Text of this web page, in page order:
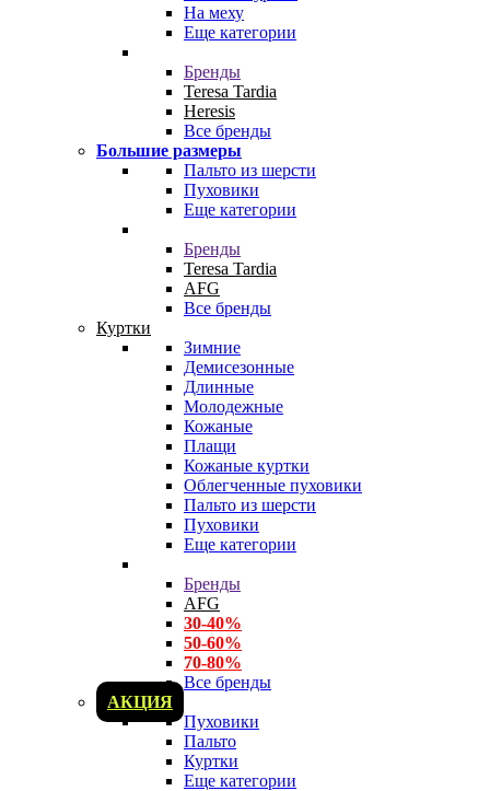
На меху
Еще категории
Бренды
Teresa Tardia
Heresis
Все бренды
Большие размеры
Пальто из шерсти
Пуховики
Еще категории
Бренды
Teresa Tardia
AFG
Все бренды
Куртки
Зимние
Демисезонные
Длинные
Молодежные
Кожаные
Плащи
Кожаные куртки
Облегченные пуховики
Пальто из шерсти
Пуховики
Еще категории
Бренды
AFG
30-40%
50-60%
70-80%
Все бренды
АКЦИЯ
Пуховики
Пальто
Куртки
Еще категории